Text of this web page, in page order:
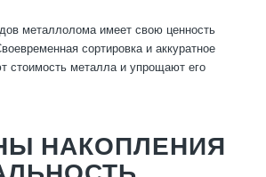
металлолома имеет свою ценность
сортировка и аккуратное
стоимость металла и упрощают его
НАКОПЛЕНИЯ